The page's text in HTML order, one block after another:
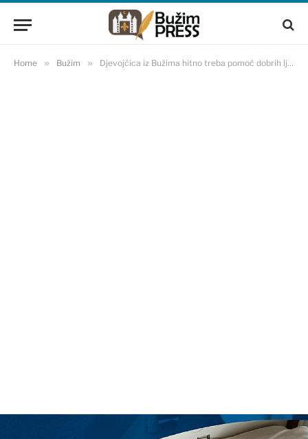
Home » Bužim » Djevojčica iz Bužima hitno treba pomoć dobrih ljudi!